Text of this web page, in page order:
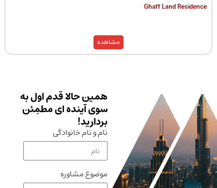
Ghaff
همین حالا قدم اول به
سوی آینده ای مطمِئن
بردارید!
نام و نام خانوادگی
موضوع مشاوره